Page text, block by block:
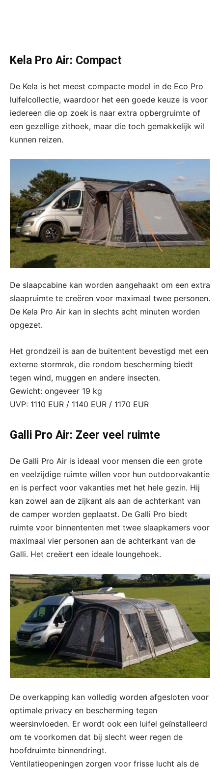
Kela Pro Air: Compact
De Kela is het meest compacte model in de Eco Pro
luifelcollectie, waardoor het een goede keuze is voor
iedereen die op zoek is naar extra opbergruimte of
een gezellige zithoek, maar die toch gemakkelijk wil
kunnen reizen.
De slaapcabine kan worden aangehaakt om een extra
slaapruimte te creëren voor maximaal twee personen.
De Kela Pro Air kan in slechts acht minuten worden
opgezet.
Het grondzeil is aan de buitentent bevestigd met een
externe stormrok, die rondom bescherming biedt
tegen wind, muggen en andere insecten.
Gewicht: ongeveer 19 kg
UVP: 1110 EUR / 1140 EUR / 1170 EUR
Galli Pro Air: Zeer veel ruimte
De Galli Pro Air is ideaal voor mensen die een grote
en veelzijdige ruimte willen voor hun outdoorvakantie
en is perfect voor vakanties met het hele gezin. Hij
kan zowel aan de zijkant als aan de achterkant van
de camper worden geplaatst. De Galli Pro biedt
ruimte voor binnententen met twee slaapkamers voor
maximaal vier personen aan de achterkant van de
Galli. Het creëert een ideale loungehoek.
De overkapping kan volledig worden afgesloten voor
optimale privacy en bescherming tegen
weersinvloeden. Er wordt ook een luifel geïnstalleerd
om te voorkomen dat bij slecht weer regen de
hoofdruimte binnendringt.
Ventilatieopeningen zorgen voor frisse lucht als de